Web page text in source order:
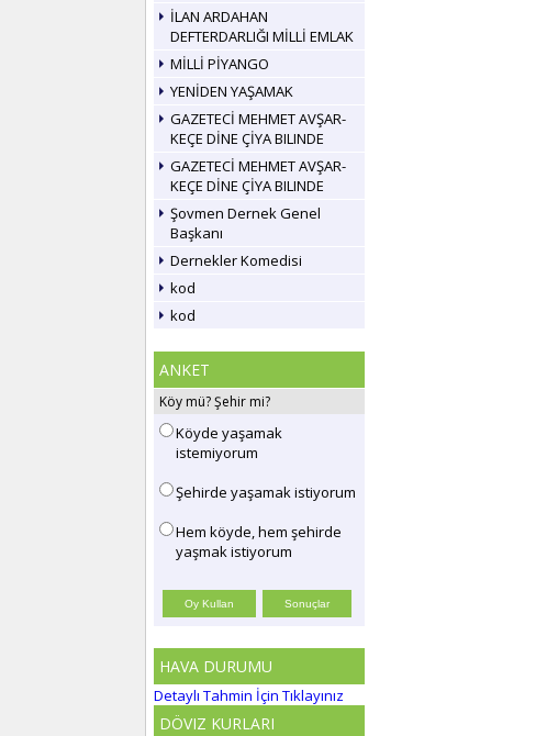
İLAN ARDAHAN
DEFTERDARLIĞI MİLLİ EMLAK
MİLLİ PİYANGO
YENİDEN YAŞAMAK
GAZETECİ MEHMET AVŞAR-
KEÇE DİNE ÇİYA BILINDE
GAZETECİ MEHMET AVŞAR-
KEÇE DİNE ÇİYA BILINDE
Şovmen Dernek Genel
Başkanı
Dernekler Komedisi
kod
kod
ANKET
Köy mü? Şehir mi?
Köyde yaşamak
istemiyorum
Şehirde yaşamak istiyorum
Hem köyde, hem şehirde
yaşmak istiyorum
HAVA DURUMU
Detaylı Tahmin İçin Tıklayınız
DÖVIZ KURLARI